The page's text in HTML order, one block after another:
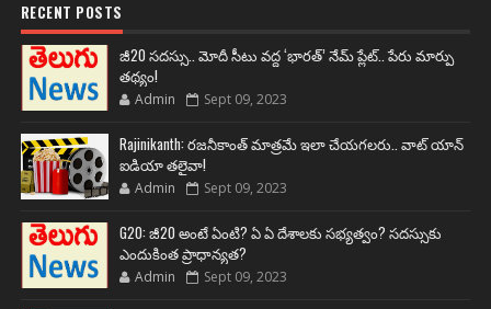
RECENT POSTS
జీ20 సదస్సు.. మోదీ సీటు వద్ద ‘భారత్’ నేమ్ ప్లేట్‌.. పేరు మార్పు
తథ్యం!
Admin Sept 09, 2023
Rajinikanth: రజనీకాంత్ మాత్రమే ఇలా చేయగలరు.. వాట్ యాన్
ఐడియా తలైవా!
Admin Sept 09, 2023
G20: జీ20 అంటే ఏంటి? ఏ ఏ దేశాలకు సభ్యత్వం? సదస్సుకు
ఎందుకింత ప్రాధాన్యత?
Admin Sept 09, 2023